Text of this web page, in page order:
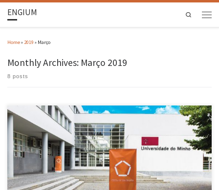
ENGIUM Search
Home» 2019 » Março
Monthly Archives: Março 2019
8 posts
March PhD Viva Roberto Carlos Sá Ribeiro Programa Doutoral em Informática Tema da Tese:
Numerical Simulations on Heterogeneous Systems: dynamic workload and power
management Orientador: Luís Paulo Santos; Miguel Nóbrega; Hrvoje Jasak José Pedro do
Carmo Pontes Programa Doutoral em Engenharia Biomédica Tema da Tese: ‘An hybrid
approach to humanoid […]